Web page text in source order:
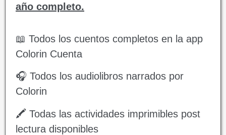
año completo.
📖 Todos los cuentos completos en la app
Colorin Cuenta
🎧 Todos los audiolibros narrados por
Colorin
🖍️ Todas las actividades imprimibles post
lectura disponibles